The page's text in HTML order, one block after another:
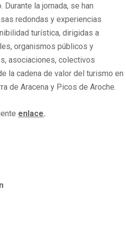
la jornada, se han
redondas y experiencias
turística, dirigidas a
organismos públicos y
asociaciones, colectivos
la cadena de valor del turismo en
de Aracena y Picos de Aroche.
enlace.